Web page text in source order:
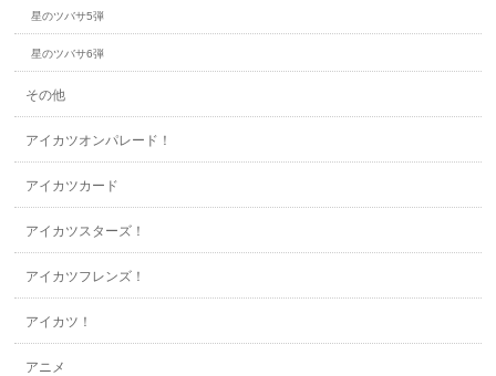
星のツバサ5弾
星のツバサ6弾
その他
アイカツオンパレード！
アイカツカード
アイカツスターズ！
アイカツフレンズ！
アイカツ！
アニメ